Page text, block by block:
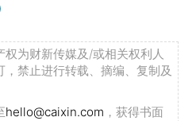
为财新传媒及/或相关权利人
禁止进行转载、摘编、复制及
hello@caixin.com ，获得书面